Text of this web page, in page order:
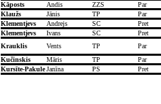
Kāposts
Andis ZZS
Par
Klaužs
Jānis TP
Par
Klementjevs
Andrejs SC
Pret
Klementjevs
Ivans SC
Pret
Krauklis
Vents TP
Par
Kučinskis
Māris TP
Par
Kursīte-Pakule Janīna PS Pret